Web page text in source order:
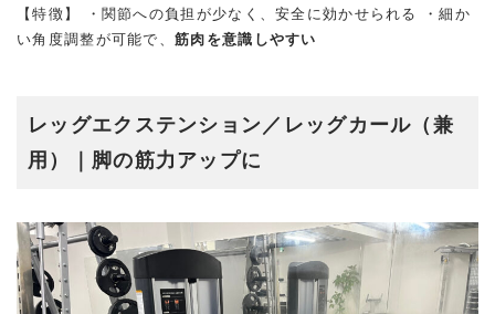
【特徴】 ・関節への負担が少なく、安全に効かせられる ・細か
い角度調整が可能で、 筋肉を意識しやすい
レッグエクステンション／レッグカール（兼
用）｜脚の筋力アップに